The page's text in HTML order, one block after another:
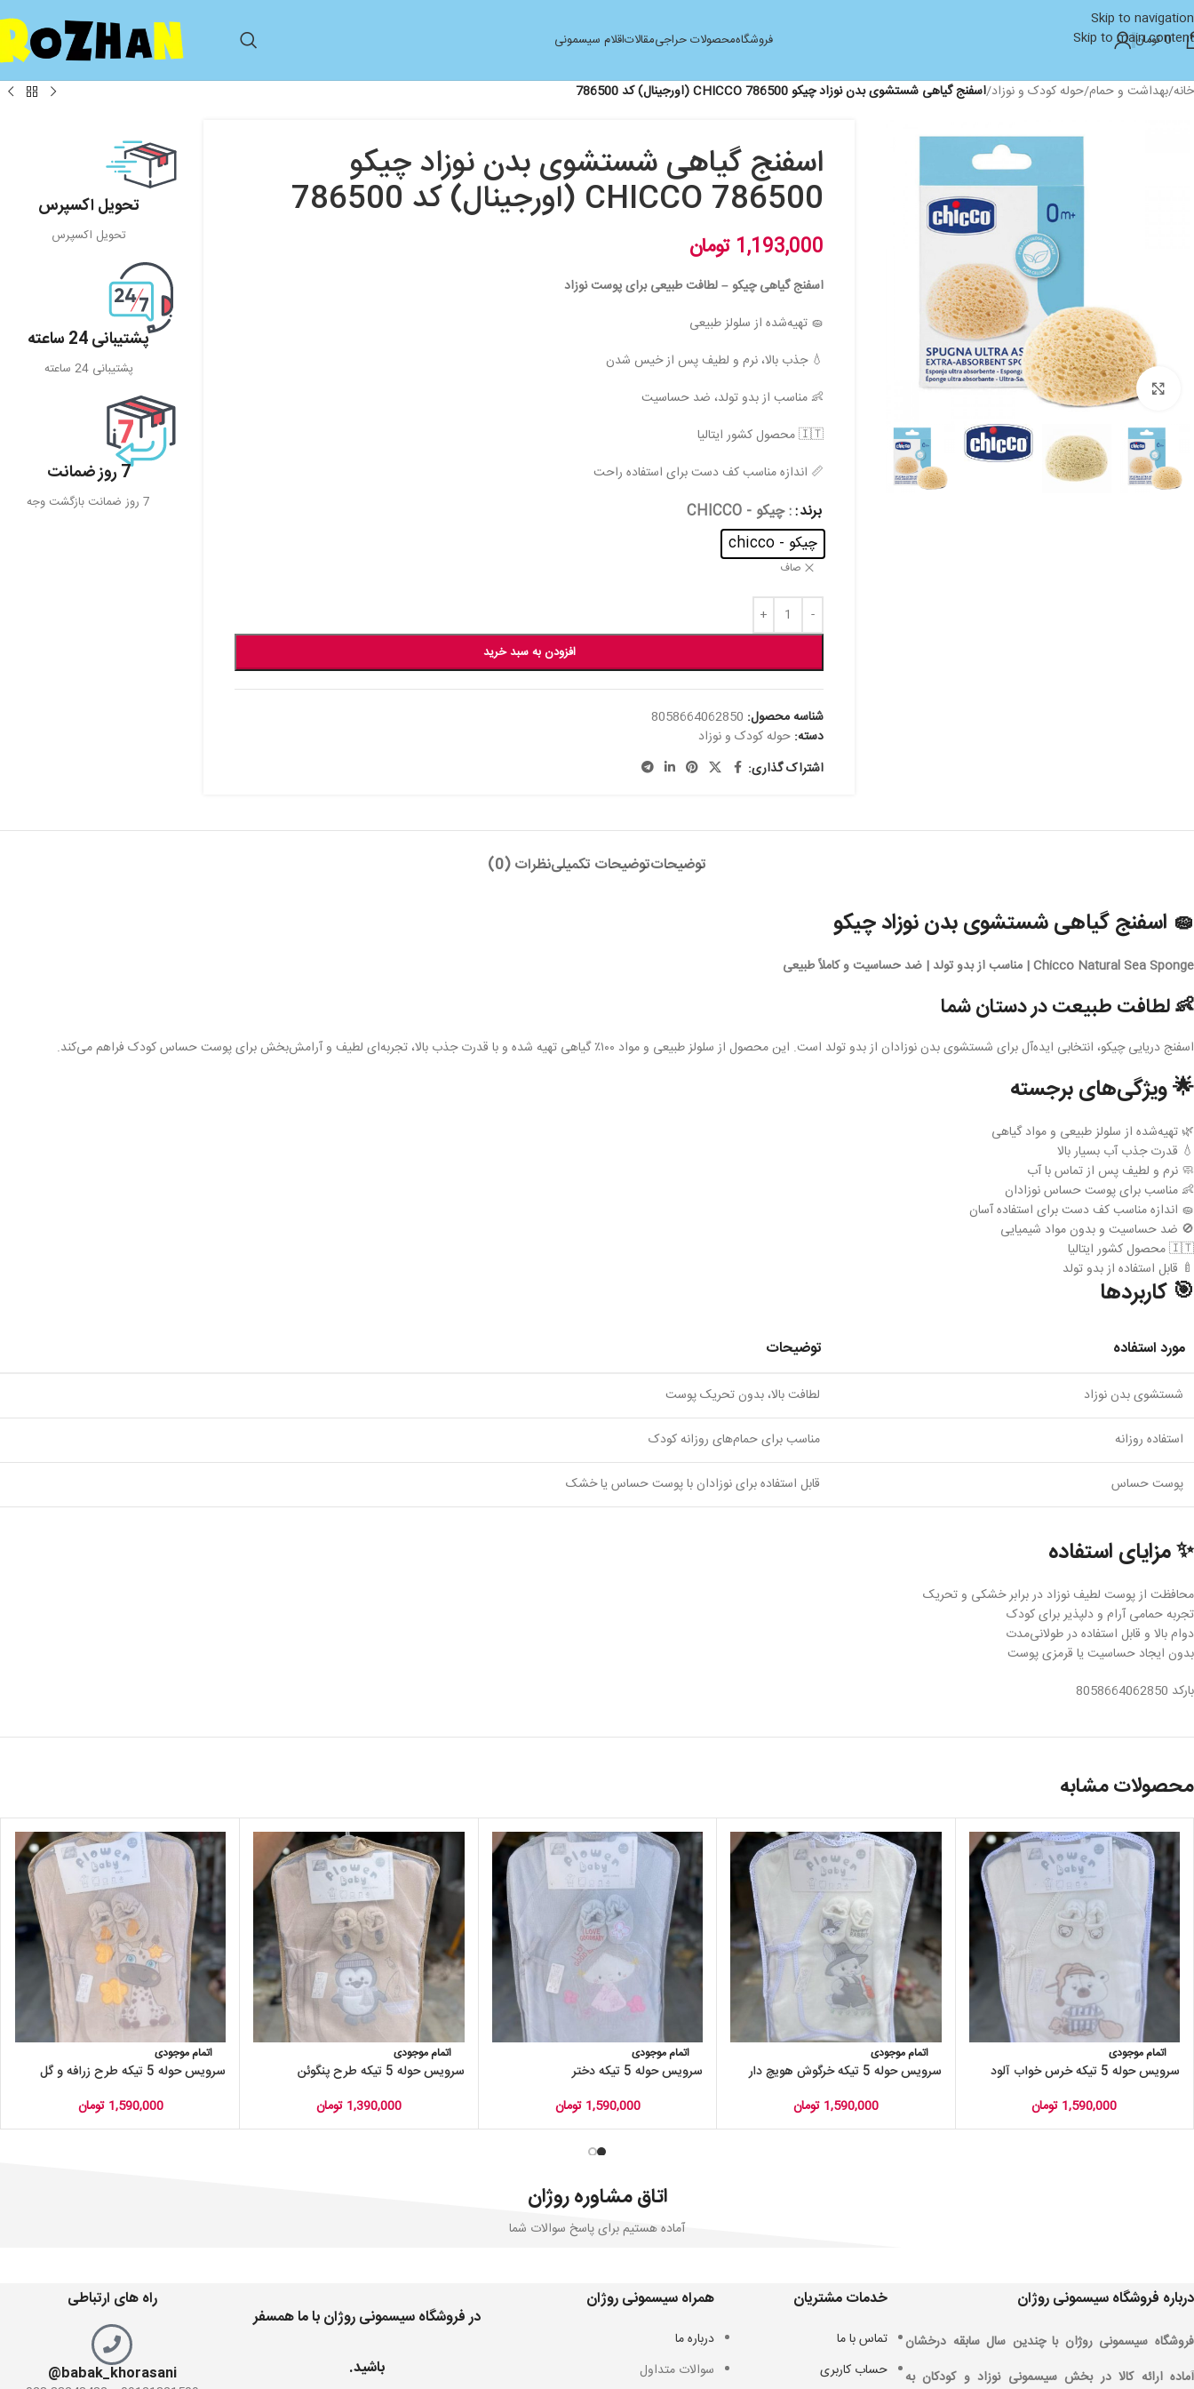
Skip to navigation
Skip to main content
0تومان فروشگاهمحصولات حراجیمقالاتاقلام سیسمونی
خانه/بهداشت و حمام/حوله کودک و نوزاد/اسفنج گیاهی شستشوی بدن نوزاد چیکو CHICCO 786500 (اورجینال) کد 786500
بزرگنمایی تصویر
اسفنج گیاهی شستشوی بدن نوزاد چیکو
CHICCO 786500 (اورجینال) کد 786500
1,193,000 تومان
اسفنج گیاهی چیکو – لطافت طبیعی برای پوست نوزاد
🧽 تهیه‌شده از سلولز طبیعی
💧 جذب بالا، نرم و لطیف پس از خیس شدن
👶 مناسب از بدو تولد، ضد حساسیت
🇮🇹 محصول کشور ایتالیا
📏 اندازه مناسب کف دست برای استفاده راحت
برند : چیکو - CHICCO
چیکو - chicco
صاف
افزودن به سبد خرید
شناسه محصول: 8058664062850
دسته: حوله کودک و نوزاد
اشتراک گذاری:
تحویل اکسپرس
تحویل اکسپرس
پشتیبانی 24 ساعته
پشتیبانی 24 ساعته
7 روز ضمانت
7 روز ضمانت بازگشت وجه
توضیحاتتوضیحات تکمیلینظرات (0)
🧽 اسفنج گیاهی شستشوی بدن نوزاد چیکو
Chicco Natural Sea Sponge | مناسب از بدو تولد | ضد حساسیت و کاملاً طبیعی
👶 لطافت طبیعت در دستان شما
اسفنج دریایی چیکو، انتخابی ایده‌آل برای شستشوی بدن نوزادان از بدو تولد است. این محصول از سلولز طبیعی و مواد ۱۰۰٪ گیاهی تهیه شده و با قدرت جذب بالا، تجربه‌ای لطیف و آرامش‌بخش برای پوست حساس کودک فراهم می‌کند.
🌟 ویژگی‌های برجسته
🌿 تهیه‌شده از سلولز طبیعی و مواد گیاهی
💧 قدرت جذب آب بسیار بالا
🧼 نرم و لطیف پس از تماس با آب
👶 مناسب برای پوست حساس نوزادان
🧽 اندازه مناسب کف دست برای استفاده آسان
🚫 ضد حساسیت و بدون مواد شیمیایی
🇮🇹 محصول کشور ایتالیا
🍼 قابل استفاده از بدو تولد
🎯 کاربردها
مورد استفاده توضیحات
شستشوی بدن نوزاد لطافت بالا، بدون تحریک پوست
استفاده روزانه مناسب برای حمام‌های روزانه کودک
پوست حساس قابل استفاده برای نوزادان با پوست حساس یا خشک
✨ مزایای استفاده
محافظت از پوست لطیف نوزاد در برابر خشکی و تحریک
تجربه حمامی آرام و دلپذیر برای کودک
دوام بالا و قابل استفاده در طولانی‌مدت
بدون ایجاد حساسیت یا قرمزی پوست
بارکد 8058664062850
محصولات مشابه
اتمام موجودی
سرویس حوله 5 تیکه خرس خواب آلود
1,590,000 تومان
اتمام موجودی
سرویس حوله 5 تیکه خرگوش هویچ دار
1,590,000 تومان
اتمام موجودی
سرویس حوله 5 تیکه دختر
1,590,000 تومان
اتمام موجودی
سرویس حوله 5 تیکه طرح پنگوئن
1,390,000 تومان
اتمام موجودی
سرویس حوله 5 تیکه طرح زرافه و گل
1,590,000 تومان
اتاق مشاوره روژان
آماده هستیم برای پاسخ سوالات شما
درباره فروشگاه سیسمونی روژان
فروشگاه سیسمونی روژان با چندین سال سابقه درخشان
آماده ارائه کالا در بخش سیسمونی نوزاد و کودکان به
خدمات مشتریان
تماس با ما
حساب کاربری
همراه سیسمونی روژان
درباره ما
سوالات متداول
در فروشگاه سیسمونی روژان با ما همسفر
باشید.
راه های ارتباطی
babak_khorasani@